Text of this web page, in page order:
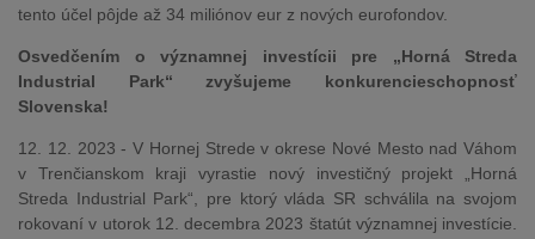
tento účel pôjde až 34 miliónov eur z nových eurofondov.
Osvedčením o významnej investícii pre „Horná Streda
Industrial Park“ zvyšujeme konkurencieschopnosť
Slovenska!
12. 12. 2023 - V Hornej Strede v okrese Nové Mesto nad Váhom
v Trenčianskom kraji vyrastie nový investičný projekt „Horná
Streda Industrial Park“, pre ktorý vláda SR schválila na svojom
rokovaní v utorok 12. decembra 2023 štatút významnej investície.